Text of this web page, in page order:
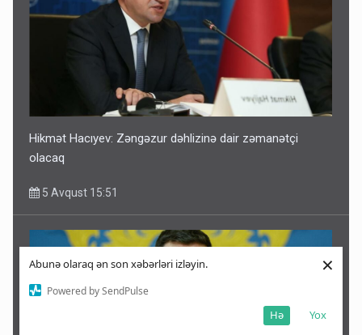
Abunə olaraq ən son xəbərləri izləyin.
Powered by SendPulse
Yox
Hə
×
Hikmət Hacıyev: Zəngəzur dəhlizinə dair zəmanətçi
olacaq
5 Avqust 15:51